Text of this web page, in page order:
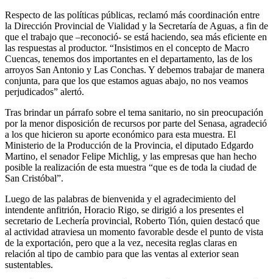
Respecto de las políticas públicas, reclamó más coordinación entre
la Dirección Provincial de Vialidad y la Secretaría de Aguas, a fin de
que el trabajo que –reconoció- se está haciendo, sea más eficiente en
las respuestas al productor. “Insistimos en el concepto de Macro
Cuencas, tenemos dos importantes en el departamento, las de los
arroyos San Antonio y Las Conchas. Y debemos trabajar de manera
conjunta, para que los que estamos aguas abajo, no nos veamos
perjudicados” alertó.
Tras brindar un párrafo sobre el tema sanitario, no sin preocupación
por la menor disposición de recursos por parte del Senasa, agradeció
a los que hicieron su aporte económico para esta muestra. El
Ministerio de la Producción de la Provincia, el diputado Edgardo
Martino, el senador Felipe Michlig, y las empresas que han hecho
posible la realización de esta muestra “que es de toda la ciudad de
San Cristóbal”.
Luego de las palabras de bienvenida y el agradecimiento del
intendente anfitrión, Horacio Rigo, se dirigió a los presentes el
secretario de Lechería provincial, Roberto Tión, quien destacó que
al actividad atraviesa un momento favorable desde el punto de vista
de la exportación, pero que a la vez, necesita reglas claras en
relación al tipo de cambio para que las ventas al exterior sean
sustentables.